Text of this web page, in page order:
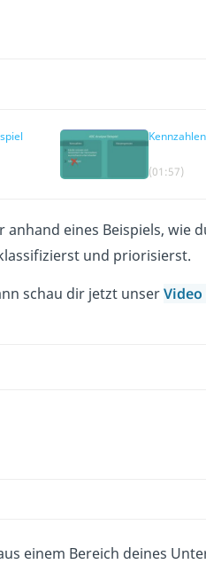
Kennzahlen
(01:57)
eines Beispiels, wie
und priorisierst.
schau dir jetzt unserVideo
einem Bereich deines